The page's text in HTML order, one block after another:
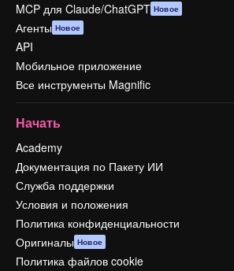
MCP для Claude/ChatGPT Новое
Агенты Новое
API
Мобильное приложение
Все инструменты Magnific
Начать
Academy
Документация по Пакету ИИ
Служба поддержки
Условия и положения
Политика конфиденциальности
Оригиналы Новое
Политика файлов cookie